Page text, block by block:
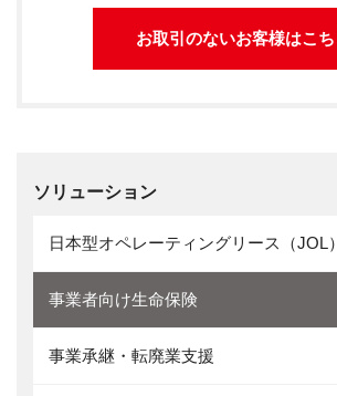
お取引のないお客様はこち
ソリューション
日本型オペレーティングリース（JOL）
事業者向け生命保険
事業承継・転廃業支援